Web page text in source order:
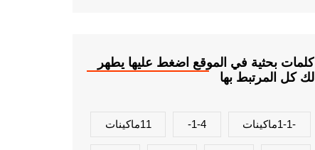
كلمات بحثية في الموقع اضغط عليها يطهر
لك كل المرتبط بها
-1-1ماكينات 1-4- 11ماكينات